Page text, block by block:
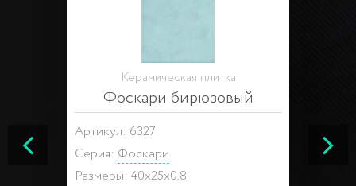
Керамическая плитка
Фоскари бирюзовый
Артикул: 6327
Серия: Фоскари
Размеры: 40x25x0.8